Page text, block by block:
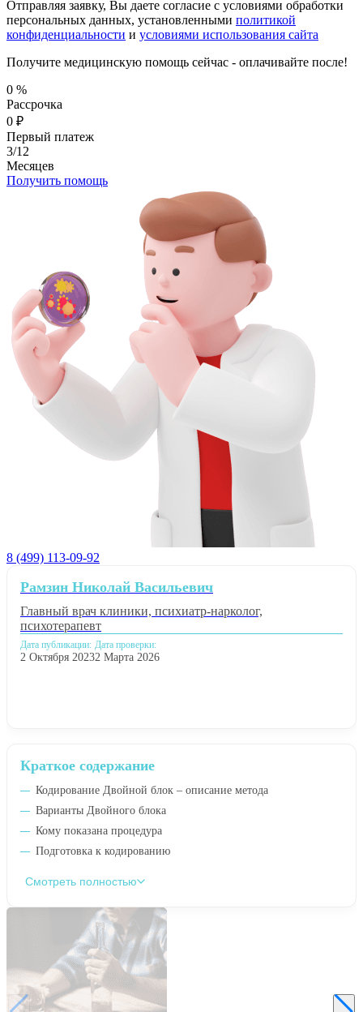
Отправляя заявку, Вы даете согласие с условиями обработки
персональных данных, установленными политикой
конфиденциальности и условиями использования сайта
Получите медицинскую помощь сейчас - оплачивайте после!
0 %
Рассрочка
0 ₽
Первый платеж
3/12
Месяцев
Получить помощь
8 (499) 113-09-92
Краткое содержание
Кодирование Двойной блок – описание метода
Варианты Двойного блока
Кому показана процедура
Подготовка к кодированию
Смотреть полностью
Рамзин Николай Васильевич
Главный врач клиники, психиатр-нарколог,
психотерапевт
Дата публикации:
2 Октября 2023
Дата проверки:
2 Марта 2026